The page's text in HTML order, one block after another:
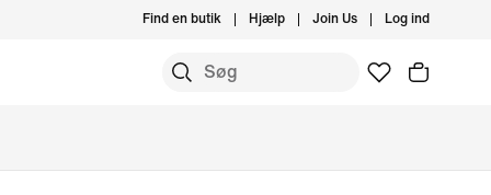
Find en butik Hjælp Join Us Log ind